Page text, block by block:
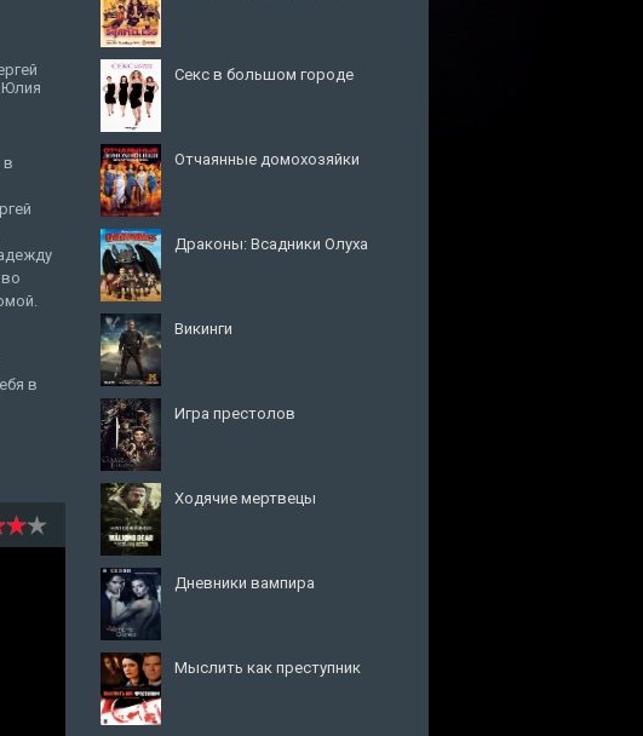
Юлия
в
в
Секс в большом городе
Отчаянные домохозяйки
Драконы: Всадники Олуха
Викинги
Игра престолов
Ходячие мертвецы
Дневники вампира
Мыслить как преступник